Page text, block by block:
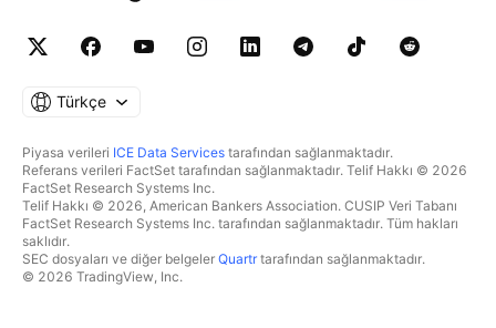
Türkçe
Piyasa verileri ICE Data Services tarafından sağlanmaktadır.
Referans verileri FactSet tarafından sağlanmaktadır. Telif Hakkı © 2026
FactSet Research Systems Inc.
Telif Hakkı © 2026, American Bankers Association. CUSIP Veri Tabanı
FactSet Research Systems Inc. tarafından sağlanmaktadır. Tüm hakları
saklıdır.
SEC dosyaları ve diğer belgeler Quartrtarafından sağlanmaktadır.
© 2026 TradingView, Inc.